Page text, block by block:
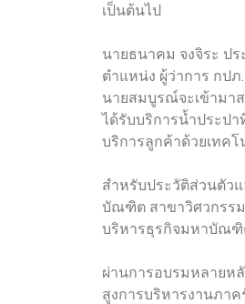
เป็นต้นไป
นายธนาคม จงจิระ ป
ตำแหน่ง ผู้ว่าการ กป
นายสมบูรณ์จะเข้ามา
ได้รับบริการน้ำประป
บริการลูกค้าด้วยเทค
สำหรับประวัติส่วนตัว
บัณฑิต สาขาวิศวกรร
บริหารธุรกิจมหาบัณฑิ
ผ่านการอบรมหลายห
สูงการบริหารงานภา